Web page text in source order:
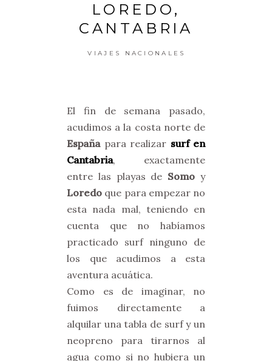
LOREDO,
CANTABRIA
VIAJES NACIONALES
El fin de semana pasado,
acudimos a la costa norte de
Españapara realizar surf en
Cantabria, exactamente
entre las playas de Somo y
Loredo que para empezar no
esta nada mal, teniendo en
cuenta que no habíamos
practicado surf ninguno de
los que acudimos a esta
aventura acuática.
Como es de imaginar, no
fuimos directamente a
alquilar una tabla de surf y un
neopreno para tirarnos al
agua como si no hubiera un